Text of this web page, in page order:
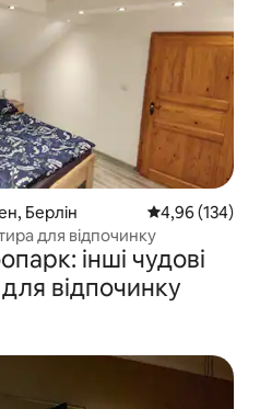
Берлін Середня
4,96 (134)
для відпочинку
інші чудові
відпочинку